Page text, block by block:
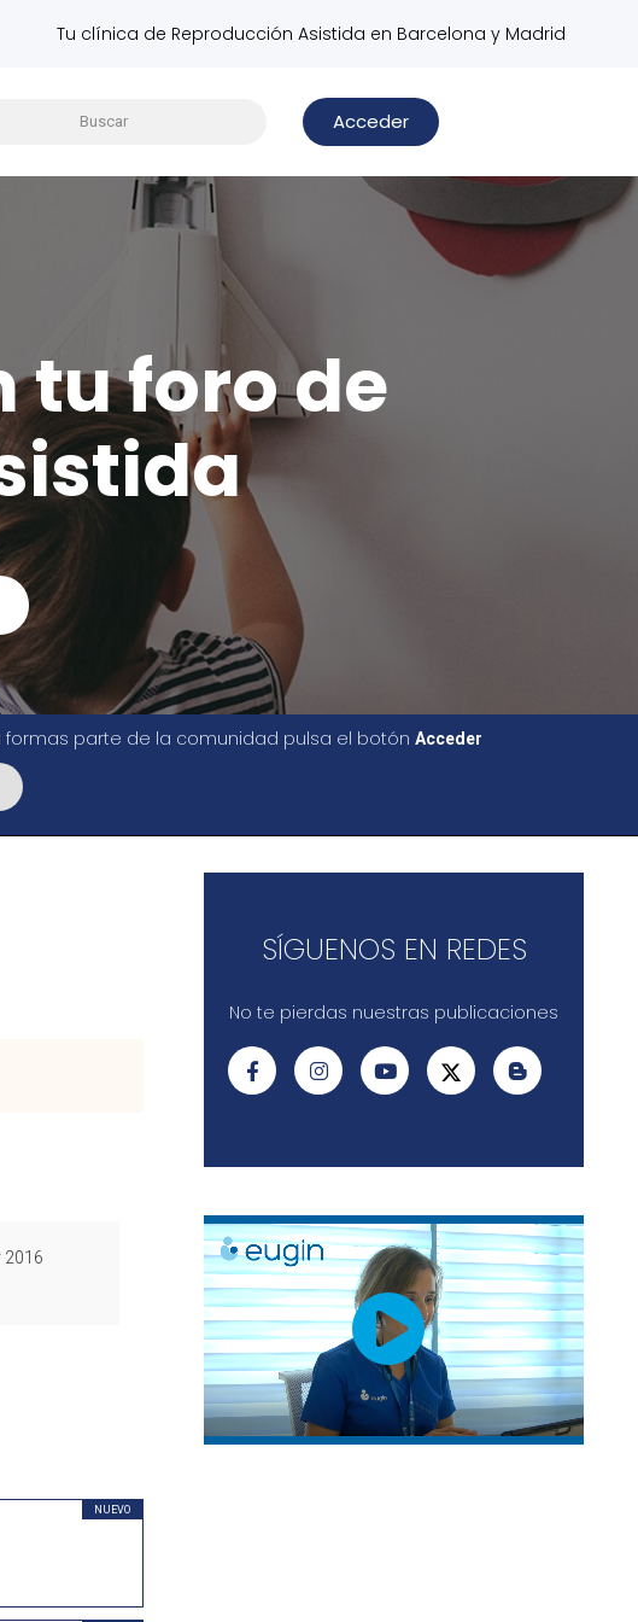
Tu clínica de Reproducción Asistida en Barcelona y Madrid
Acceder
tu foro de
formas parte de la comunidad pulsa el botón Acceder
2016
NUEVO
SÍGUENOS EN REDES
No te pierdas nuestras publicaciones